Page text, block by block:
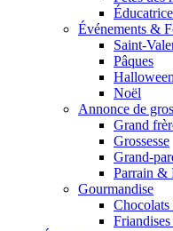
Événements &
Saint-
Pâques
Halloween
Noël
Annonce de
Grand
Grossesse
Grand-
Parrain &
Gourmandise
Chocolats